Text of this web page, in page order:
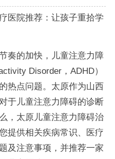
医院推荐：让孩子重拾学
奏的加快，儿童注意力障
Disorder，ADHD）
热点问题。太原作为山西
于儿童注意力障碍的诊断
，太原儿童注意力障碍治
提供相关疾病常识、医疗
及注意事项，并推荐一家